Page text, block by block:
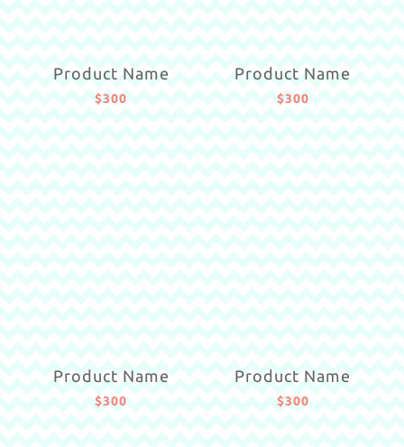
Product Name
$300
Product Name
$300
Product Name
$300
Product Name
$300